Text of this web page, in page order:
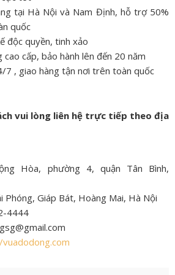
tại Hà Nội và Nam Định, hỗ trợ 50%
quốc
độc quyền, tinh xảo
cao cấp, bảo hành lên đến 20 năm
7 , giao hàng tận nơi trên toàn quốc
vui lòng liên hệ trực tiếp theo địa
Hòa, phường 4, quận Tân Bình,
Phóng, Giáp Bát, Hoàng Mai, Hà Nội
4444